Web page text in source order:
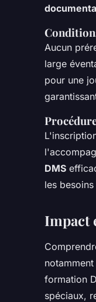
Aucun
large
pour une
DMS
les
Impact
formation
spéciaux,